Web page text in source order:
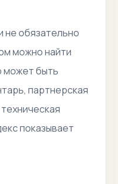
не обязательно
можно найти
может быть
партнерская
показывает